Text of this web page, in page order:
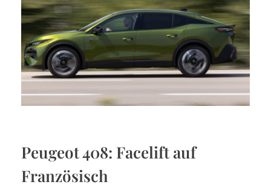
Peugeot 408: Facelift auf
Französisch